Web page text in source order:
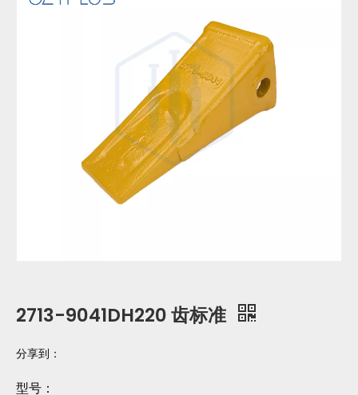
2713-9041DH220 齿标准
分享到：
型号：